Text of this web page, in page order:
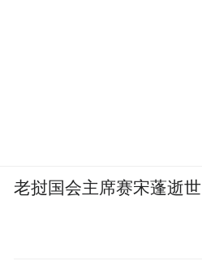
老挝国会主席赛宋蓬逝世